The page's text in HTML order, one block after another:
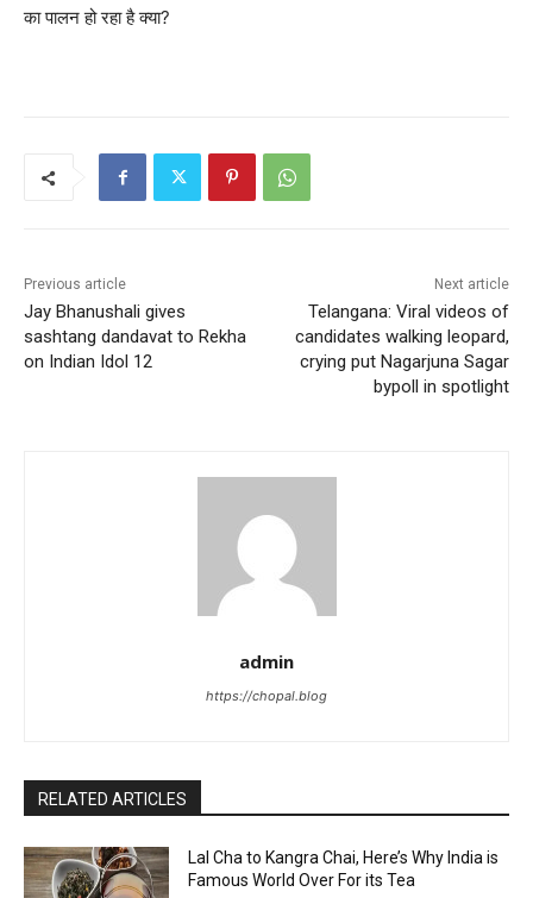
का पालन हो रहा है क्या?
Previous article
Jay Bhanushali gives
sashtang dandavat to Rekha
on Indian Idol 12
Next article
Telangana: Viral videos of
candidates walking leopard,
crying put Nagarjuna Sagar
bypoll in spotlight
admin
https://chopal.blog
RELATED ARTICLES
Lal Cha to Kangra Chai, Here’s Why India is
Famous World Over For its Tea